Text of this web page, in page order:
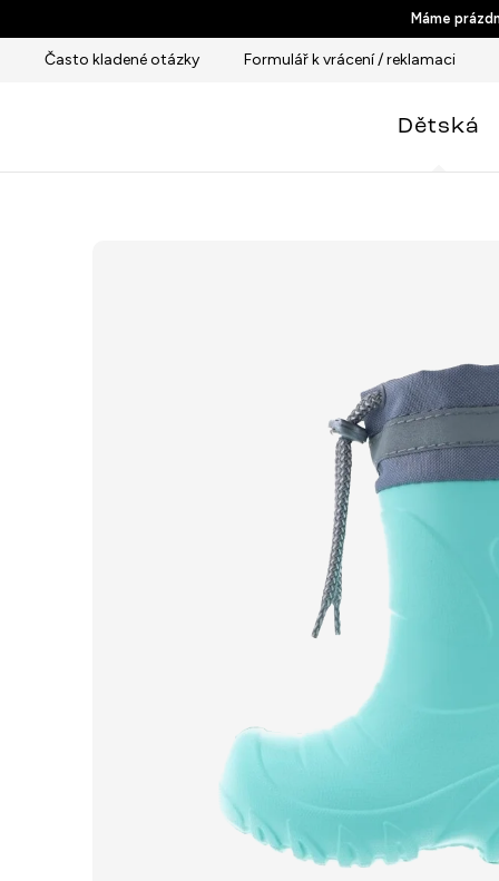
na
obsah
Máme
Často kladené otázky Formulář k vrácení / reklamaci
Dětská